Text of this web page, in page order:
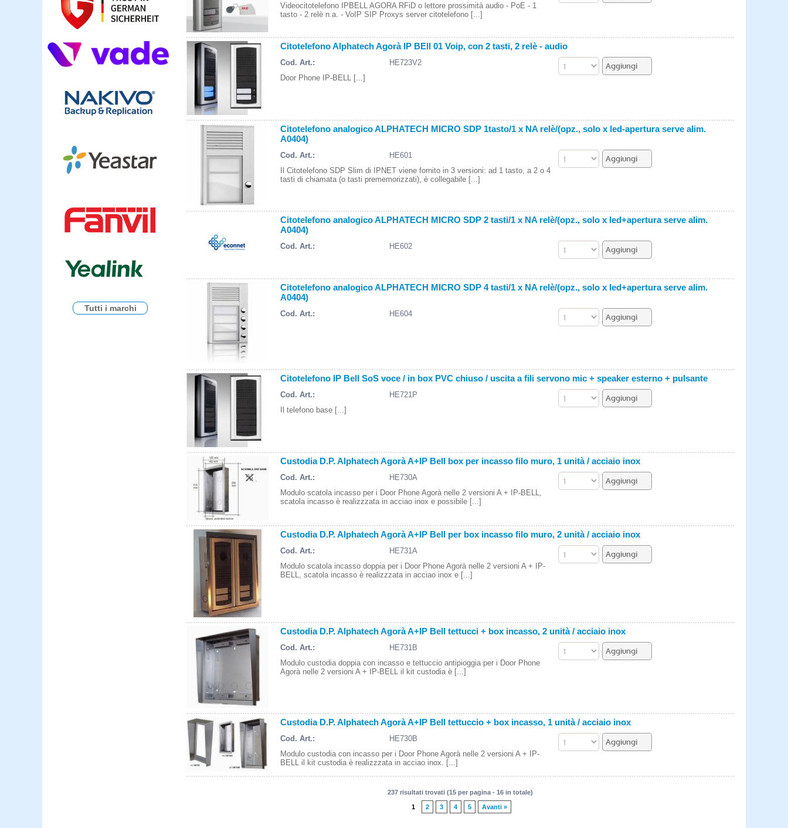
Tutti i marchi
Videocitotelefono IPBELL AGORA RFiD o lettore prossimità audio - PoE - 1
tasto - 2 relè n.a. - VoIP SIP Proxys server citotelefono [...]
Citotelefono Alphatech Agorà IP BEll 01 Voip, con 2 tasti, 2 relè - audio
Cod. Art.:
HE723V2
Door Phone IP-BELL [...]
Citotelefono analogico ALPHATECH MICRO SDP 1tasto/1 x NA relè/(opz., solo x led-apertura serve alim.
A0404)
Cod. Art.:
HE601
Il Citotelefono SDP Slim di IPNET viene fornito in 3 versioni: ad 1 tasto, a 2 o 4
tasti di chiamata (o tasti prememorizzati), è collegabile [...]
Citotelefono analogico ALPHATECH MICRO SDP 2 tasti/1 x NA relè/(opz., solo x led+apertura serve alim.
A0404)
Cod. Art.: HE602
Citotelefono analogico ALPHATECH MICRO SDP 4 tasti/1 x NA relè/(opz., solo x led+apertura serve alim.
A0404)
Cod. Art.: HE604
Citotelefono IP Bell SoS voce / in box PVC chiuso / uscita a fili servono mic + speaker esterno + pulsante
Cod. Art.:
HE721P
Il telefono base [...]
Custodia D.P. Alphatech Agorà A+IP Bell box per incasso filo muro, 1 unità / acciaio inox
Cod. Art.:
HE730A
Modulo scatola incasso per i Door Phone Agorà nelle 2 versioni A + IP-BELL,
scatola incasso è realizzzata in acciao inox e possibile [...]
Custodia D.P. Alphatech Agorà A+IP Bell per box incasso filo muro, 2 unità / acciaio inox
Cod. Art.:
HE731A
Modulo scatola incasso doppia per i Door Phone Agorà nelle 2 versioni A + IP-
BELL, scatola incasso è realizzzata in acciao inox e [...]
Custodia D.P. Alphatech Agorà A+IP Bell tettucci + box incasso, 2 unità / acciaio inox
Cod. Art.:
HE731B
Modulo custodia doppia con incasso e tettuccio antipioggia per i Door Phone
Agorà nelle 2 versioni A + IP-BELL il kit custodia è [...]
Custodia D.P. Alphatech Agorà A+IP Bell tettuccio + box incasso, 1 unità / acciaio inox
Cod. Art.:
HE730B
Modulo custodia con incasso per i Door Phone Agorà nelle 2 versioni A + IP-
BELL il kit custodia è realizzzata in acciao inox. [...]
237 risultati trovati (15 per pagina - 16 in totale)
1 2 3 4 5 Avanti »